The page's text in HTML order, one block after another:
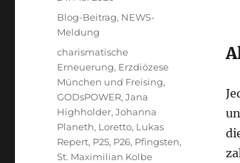
am
Kategorien
Blog-Beitrag, NEWS-
Meldung
Schlagwörter
charismatische
Erneuerung, Erzdiözese
München und Freising,
GODsPOWER,Jana
Highholder,Johanna
Planeth, Loretto, Lukas
Repert, P25, P26, Pfingsten,
St. Maximilian Kolbe